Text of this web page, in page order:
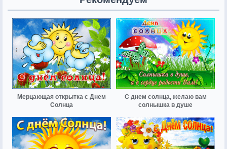
Мерцающая открытка с Днем
Солнца
С днем солнца, желаю вам
солнышка в душе